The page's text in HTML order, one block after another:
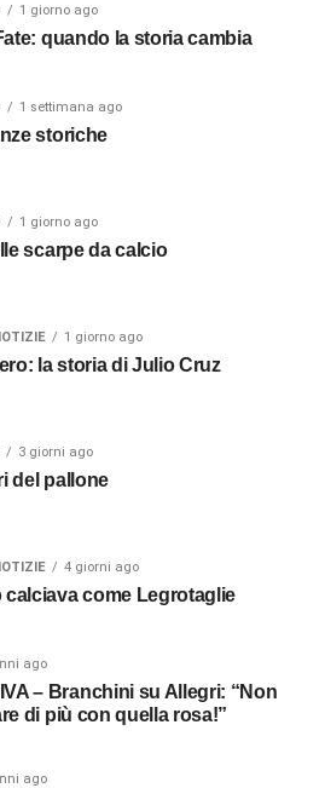
1 giorno ago
quando la storia cambia
1 settimana ago
storiche
1 giorno ago
scarpe da calcio
1 giorno ago
la storia di Julio Cruz
3 giorni ago
del pallone
4 giorni ago
calciava come Legrotaglie
ago
– Branchini su Allegri: “Non
di più con quella rosa!”
ago